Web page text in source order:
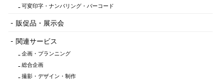
可変印字・ナンバリング・バーコード
販促品・展示会
関連サービス
企画・プランニング
総合企画
撮影・デザイン・制作